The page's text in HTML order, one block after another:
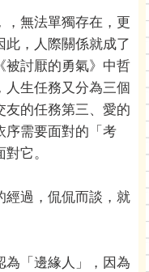
，無法單獨存在，更
此，人際關係就成了
被討厭的勇氣》中哲
人生任務又分為三個
友的任務第三、愛的
序需要面對的「考
它。
經過，侃侃而談，就
為「邊緣人」，因為